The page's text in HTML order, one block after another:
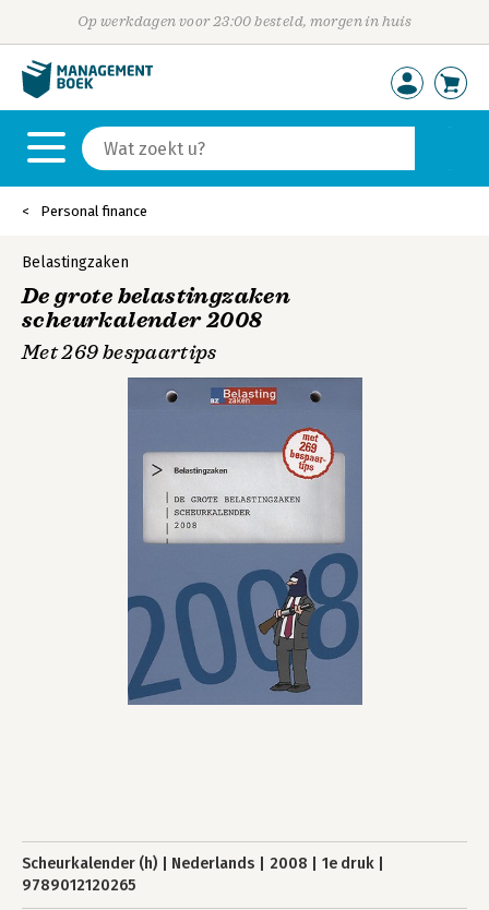
Op werkdagen voor 23:00 besteld, morgen in huis
Personal finance
Belastingzaken
De grote belastingzaken
scheurkalender 2008
Met 269 bespaartips
Scheurkalender (h) Nederlands 2008
1e druk
9789012120265